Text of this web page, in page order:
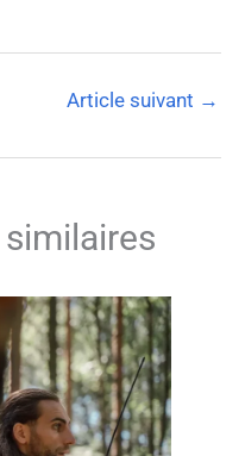
Article suivant →